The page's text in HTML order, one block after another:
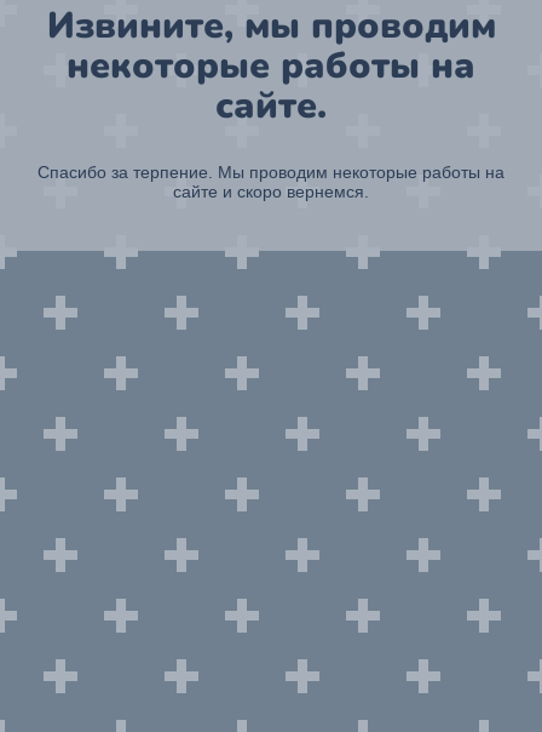
Извините, мы проводим
некоторые работы на
сайте.
Спасибо за терпение. Мы проводим некоторые работы на
сайте и скоро вернемся.